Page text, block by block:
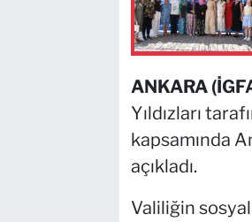
ANKARA
Yıldızları
kapsamında
açıkladı.
Valiliğin